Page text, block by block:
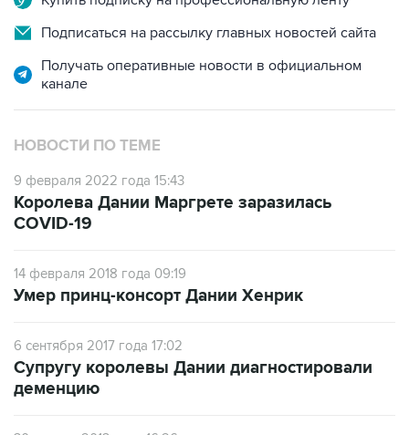
Получать оперативные новости в официальном
НОВОСТИ ПО ТЕМЕ
9 февраля 2022 года 15:43
COVID-19
6 сентября 2017 года 17:02
деменцию
30 апреля 2013 года 16:26